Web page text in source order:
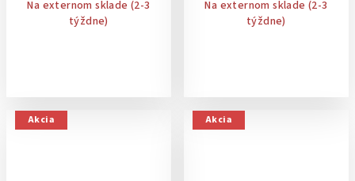
Na externom sklade (2-3
týždne)
Na externom sklade (2-3
týždne)
Akcia Akcia